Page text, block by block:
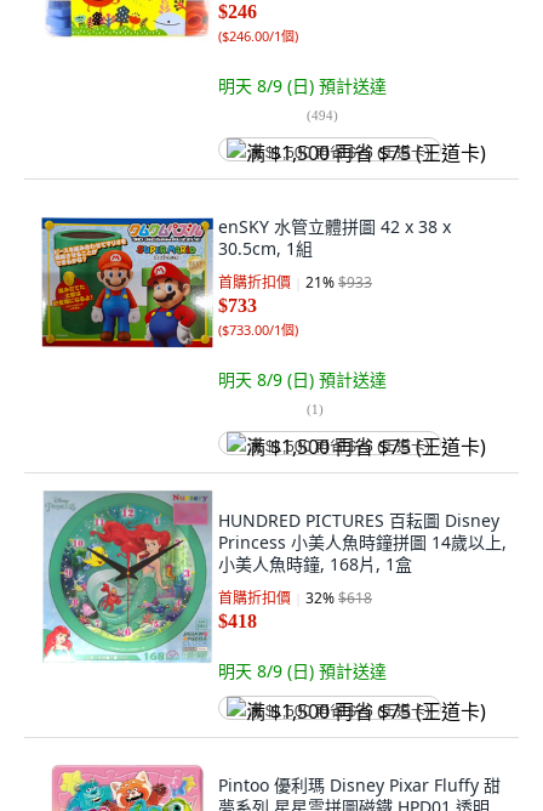
$246
($246.00/1個)
明天 8/9 (日) 預計送達
(494)
满 $1,500 再省 $75 (王道卡)
enSKY 水管立體拼圖 42 x 38 x
30.5cm, 1組
首購折扣價 21%$933
$733
($733.00/1個)
明天 8/9 (日) 預計送達
(1)
满 $1,500 再省 $75 (王道卡)
HUNDRED PICTURES 百耘圖 Disney
Princess 小美人魚時鐘拼圖 14歲以上,
小美人魚時鐘, 168片, 1盒
首購折扣價 32%$618
$418
明天 8/9 (日) 預計送達
满 $1,500 再省 $75 (王道卡)
Pintoo 優利瑪 Disney Pixar Fluffy 甜